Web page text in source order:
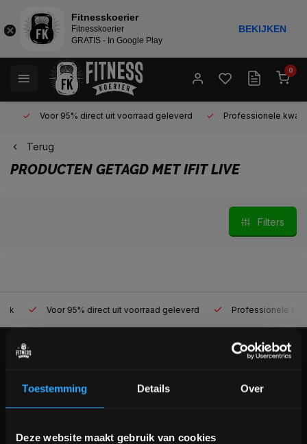
Toestemming Details Over
Deze website maakt gebruik van cookies
0
Voor 95% direct uit voorraad geleverd Professionele kwaliteit
Terug
PRODUCTEN GETAGD MET IFIT LIVE
Filters
Voor 95% direct uit voorraad geleverd Professionele
KLANTENSERVICE
+31 (0)24 645 1309
Bam! 5% korting op je volgende
Fitnesskoerier
Fitnesskoerier
GRATIS - In Google Play
BEKIJKEN